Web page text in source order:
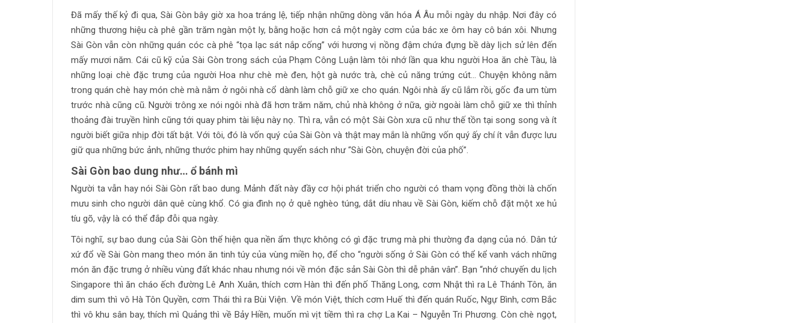
Đã mấy thế kỷ đi qua, Sài Gòn bây giờ xa hoa tráng lệ, tiếp nhận những dòng văn hóa Á Âu mỗi ngày du nhập. Nơi đây có
những thương hiệu cà phê gần trăm ngàn một ly, bằng hoặc hơn cả một ngày cơm của bác xe ôm hay cô bán xôi. Nhưng
Sài Gòn vẫn còn những quán cóc cà phê “tọa lạc sát nắp cống” với hương vị nồng đậm chứa đựng bề dày lịch sử lên đến
mấy mươi năm. Cái cũ kỹ của Sài Gòn trong sách của Phạm Công Luận làm tôi nhớ lần qua khu người Hoa ăn chè Tàu, là
những loại chè đặc trưng của người Hoa như chè mè đen, hột gà nước trà, chè củ năng trứng cút… Chuyện không nằm
trong quán chè hay món chè mà nằm ở ngôi nhà cổ dành làm chỗ giữ xe cho quán. Ngôi nhà ấy cũ lắm rồi, gốc đa um tùm
trước nhà cũng cũ. Người trông xe nói ngôi nhà đã hơn trăm năm, chủ nhà không ở nữa, giờ ngoài làm chỗ giữ xe thì thỉnh
thoảng đài truyền hình cũng tới quay phim tài liệu này nọ. Thì ra, vẫn có một Sài Gòn xưa cũ như thế tồn tại song song và ít
người biết giữa nhịp đời tất bật. Với tôi, đó là vốn quý của Sài Gòn và thật may mắn là những vốn quý ấy chí ít vẫn được lưu
giữ qua những bức ảnh, những thước phim hay những quyển sách như “Sài Gòn, chuyện đời của phố”.
Sài Gòn bao dung như… ổ bánh mì
Người ta vẫn hay nói Sài Gòn rất bao dung. Mảnh đất này đầy cơ hội phát triển cho người có tham vọng đồng thời là chốn
mưu sinh cho người dân quê cùng khổ. Có gia đình nọ ở quê nghèo túng, dắt díu nhau về Sài Gòn, kiếm chỗ đặt một xe hủ
tíu gõ, vậy là có thể đắp đỗi qua ngày.
Tôi nghĩ, sự bao dung của Sài Gòn thể hiện qua nền ẩm thực không có gì đặc trưng mà phi thường đa dạng của nó. Dân tứ
xứ đổ về Sài Gòn mang theo món ăn tinh túy của vùng miền họ, để cho “người sống ở Sài Gòn có thể kể vanh vách những
món ăn đặc trưng ở nhiều vùng đất khác nhau nhưng nói về món đặc sản Sài Gòn thì dễ phân vân”. Bạn “nhớ chuyến du lịch
Singapore thì ăn cháo ếch đường Lê Anh Xuân, thích cơm Hàn thì đến phố Thăng Long, cơm Nhật thì ra Lê Thánh Tôn, ăn
dim sum thì vô Hà Tôn Quyền, cơm Thái thì ra Bùi Viện. Về món Việt, thích cơm Huế thì đến quán Ruốc, Ngự Bình, cơm Bắc
thì vô khu sân bay, thích mì Quảng thì về Bảy Hiền, muốn mì vịt tiềm thì ra chợ La Kai – Nguyễn Tri Phương. Còn chè ngọt,